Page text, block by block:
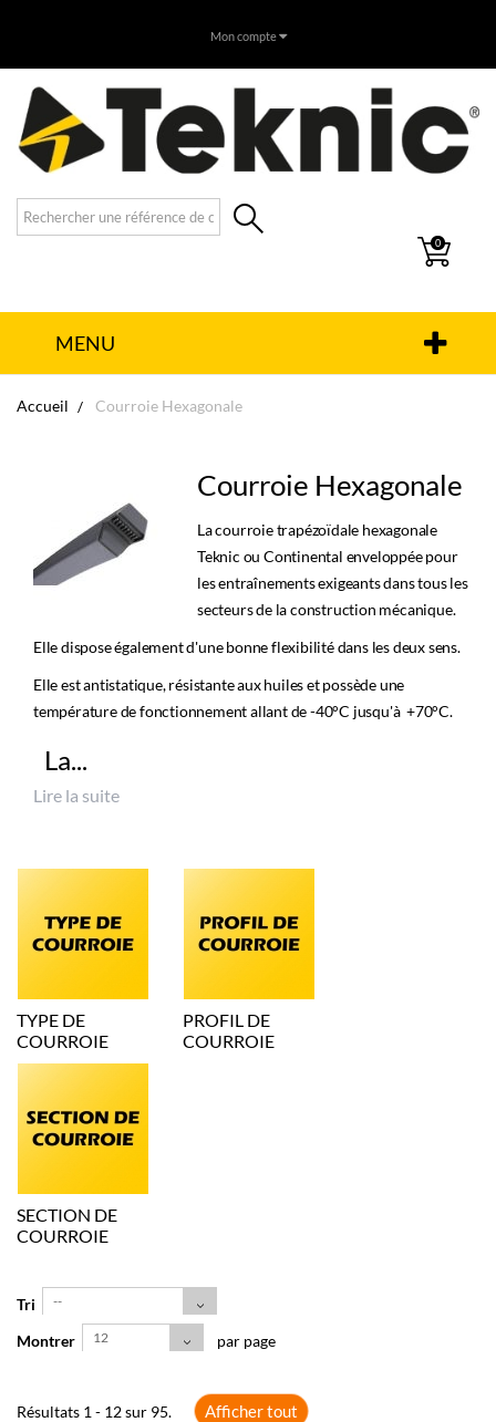
Mon compte
0
MENU
Accueil Courroie Hexagonale
Courroie Hexagonale
La courroie trapézoïdale hexagonale
Teknic ou Continental enveloppée pour
les entraînements exigeants dans tous les
secteurs de la construction mécanique.
Elle dispose également d'une bonne flexibilité dans les deux sens.
Elle est antistatique, résistante aux huiles et possède une
température de fonctionnement allant de -40°C jusqu'à +70°C.
La...
Lire la suite
TYPE DE
COURROIE
PROFIL DE
COURROIE
SECTION DE
COURROIE
Tri --
Montrer 12 par page
Résultats 1 - 12 sur 95. Afficher tout